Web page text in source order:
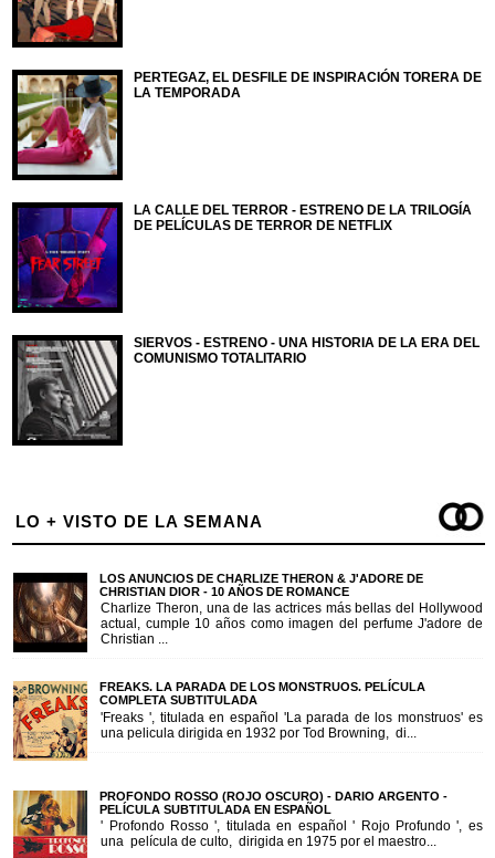
PERTEGAZ, EL DESFILE DE INSPIRACIÓN TORERA DE
LA TEMPORADA
LA CALLE DEL TERROR - ESTRENO DE LA TRILOGÍA
DE PELÍCULAS DE TERROR DE NETFLIX
SIERVOS - ESTRENO - UNA HISTORIA DE LA ERA DEL
COMUNISMO TOTALITARIO
LO + VISTO DE LA SEMANA
LOS ANUNCIOS DE CHARLIZE THERON & J'ADORE DE
CHRISTIAN DIOR - 10 AÑOS DE ROMANCE
Charlize Theron, una de las actrices más bellas del Hollywood
actual, cumple 10 años como imagen del perfume J'adore de
Christian ...
FREAKS. LA PARADA DE LOS MONSTRUOS. PELÍCULA
COMPLETA SUBTITULADA
'Freaks ', titulada en español 'La parada de los monstruos' es
una pelicula dirigida en 1932 por Tod Browning, di...
PROFONDO ROSSO (ROJO OSCURO) - DARIO ARGENTO -
PELÍCULA SUBTITULADA EN ESPAÑOL
' Profondo Rosso ', titulada en español ' Rojo Profundo ', es
una película de culto, dirigida en 1975 por el maestro...